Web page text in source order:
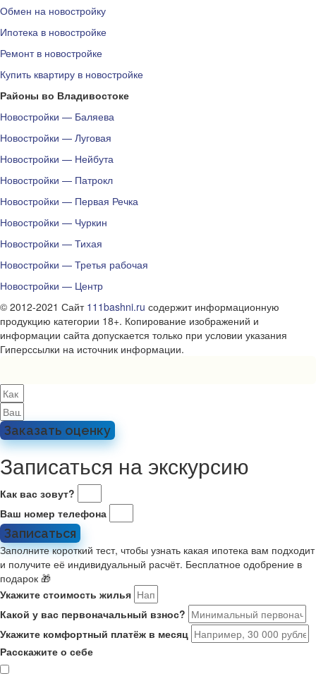
Обмен на новостройку
Ипотека в новостройке
Ремонт в новостройке
Купить квартиру в новостройке
Районы во Владивостоке
Новостройки — Баляева
Новостройки — Луговая
Новостройки — Нейбута
Новостройки — Патрокл
Новостройки — Первая Речка
Новостройки — Чуркин
Новостройки — Тихая
Новостройки — Третья рабочая
Новостройки — Центр
© 2012-2021 Сайт 111bashni.ru содержит информационную
продукцию категории 18+. Копирование изображений и
информации сайта допускается только при условии указания
Гиперссылки на источник информации.
Заказать оценку
Записаться на экскурсию
Как вас зовут?
Ваш номер телефона
Записаться
Заполните короткий тест, чтобы узнать какая ипотека вам подходит
и получите её индивидуальный расчёт. Бесплатное одобрение в
подарок 🎁
Укажите стоимость жилья
Какой у вас первоначальный взнос?
Укажите комфортный платёж в месяц
Расскажите о себе